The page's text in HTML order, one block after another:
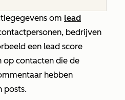
om lead
bedrijven
een lead score
op contacten die de
hebben
posts.